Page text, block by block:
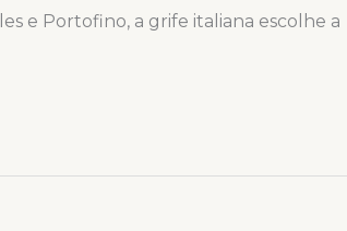
e Portofino, a grife italiana escolhe a